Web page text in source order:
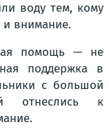
воду тем, кому
и внимание.
помощь — не
поддержка в
с большой
отнеслись к